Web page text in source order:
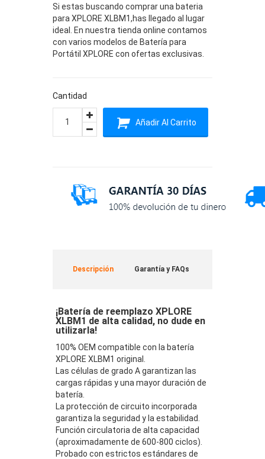
Si estas buscando comprar una bateria
para XPLORE XLBM1,has llegado al lugar
ideal. En nuestra tienda online contamos
con varios modelos de Batería para
Portátil XPLORE con ofertas exclusivas.
Cantidad
Añadir Al Carrito
Descripción Garantía y FAQs
¡Batería de reemplazo XPLORE
XLBM1 de alta calidad, no dude en
utilizarla!
100% OEM compatible con la batería
XPLORE XLBM1 original.
Las células de grado A garantizan las
cargas rápidas y una mayor duración de
batería.
La protección de circuito incorporada
garantiza la seguridad y la estabilidad.
Función circulatoria de alta capacidad
(aproximadamente de 600-800 ciclos).
Probado con estrictos estándares de